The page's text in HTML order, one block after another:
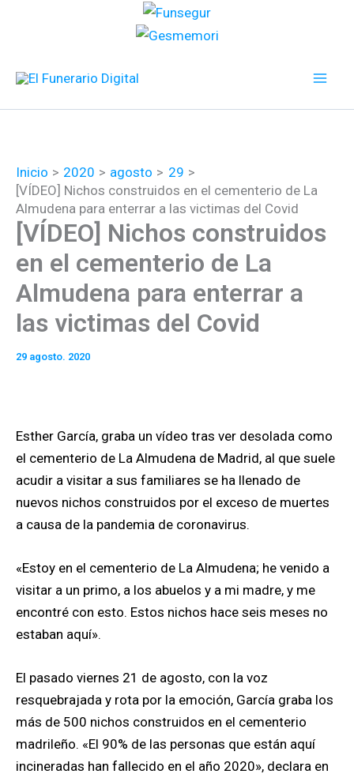
Inicio 2020 agosto
29
[VÍDEO] Nichos construidos en el cementerio de La
Almudena para enterrar a las victimas del Covid
[VÍDEO] Nichos construidos
en el cementerio de La
Almudena para enterrar a
las victimas del Covid
29 agosto. 2020
Esther García, graba un vídeo tras ver desolada como
el cementerio de La Almudena de Madrid, al que suele
acudir a visitar a sus familiares se ha llenado de
nuevos nichos construidos por el exceso de muertes
a causa de la pandemia de coronavirus.
«Estoy en el cementerio de La Almudena; he venido a
visitar a un primo, a los abuelos y a mi madre, y me
encontré con esto. Estos nichos hace seis meses no
estaban aquí».
El pasado viernes 21 de agosto, con la voz
resquebrajada y rota por la emoción, García graba los
más de 500 nichos construidos en el cementerio
madrileño. «El 90% de las personas que están aquí
incineradas han fallecido en el año 2020», declara en